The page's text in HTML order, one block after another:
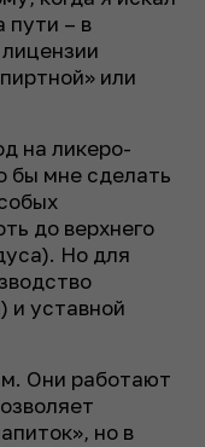
пути – в
или
на ликеро-
бы мне сделать
до верхнего
Но для
и уставной
Они работают
но в